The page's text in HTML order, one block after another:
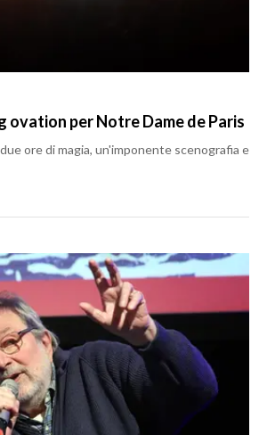
ovation per Notre Dame de Paris
ore di magia, un'imponente scenografia e